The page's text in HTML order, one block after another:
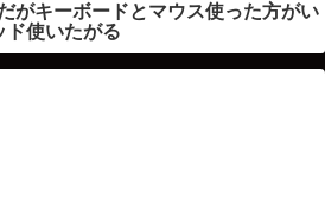
がキーボードとマウス使った方がい
ド使いたがる